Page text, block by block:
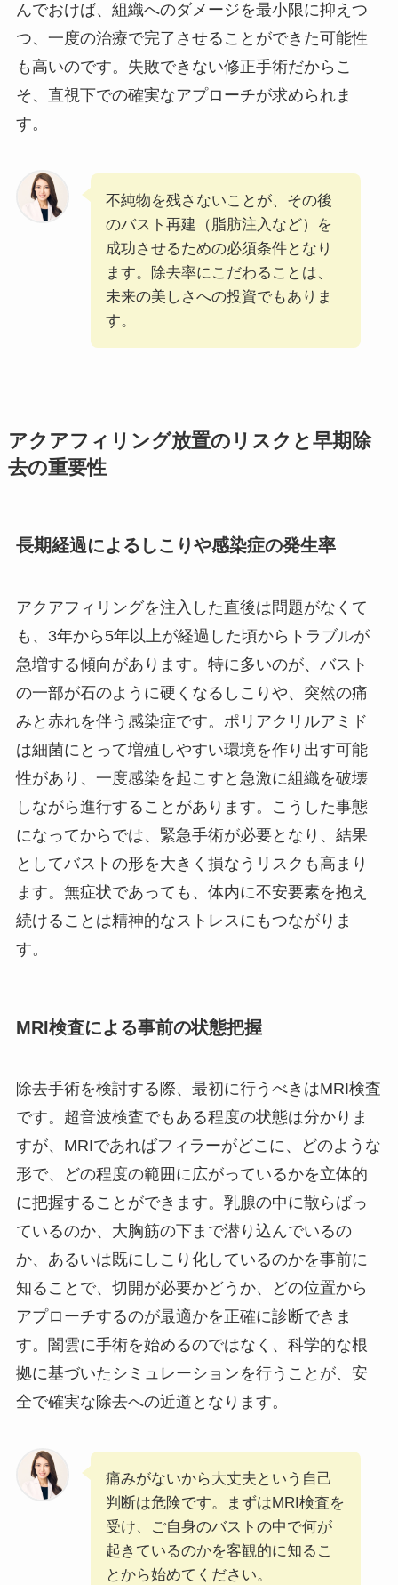
んでおけば、組織へのダメージを最小限に抑えつ
つ、一度の治療で完了させることができた可能性
も高いのです。失敗できない修正手術だからこ
そ、直視下での確実なアプローチが求められま
す。
不純物を残さないことが、その後
のバスト再建（脂肪注入など）を
成功させるための必須条件となり
ます。除去率にこだわることは、
未来の美しさへの投資でもありま
す。
アクアフィリング放置のリスクと早期除
去の重要性
長期経過によるしこりや感染症の発生率
アクアフィリングを注入した直後は問題がなくて
も、3年から5年以上が経過した頃からトラブルが
急増する傾向があります。特に多いのが、バスト
の一部が石のように硬くなるしこりや、突然の痛
みと赤れを伴う感染症です。ポリアクリルアミド
は細菌にとって増殖しやすい環境を作り出す可能
性があり、一度感染を起こすと急激に組織を破壊
しながら進行することがあります。こうした事態
になってからでは、緊急手術が必要となり、結果
としてバストの形を大きく損なうリスクも高まり
ます。無症状であっても、体内に不安要素を抱え
続けることは精神的なストレスにもつながりま
す。
MRI検査による事前の状態把握
除去手術を検討する際、最初に行うべきはMRI検査
です。超音波検査でもある程度の状態は分かりま
すが、MRIであればフィラーがどこに、どのような
形で、どの程度の範囲に広がっているかを立体的
に把握することができます。乳腺の中に散らばっ
ているのか、大胸筋の下まで潜り込んでいるの
か、あるいは既にしこり化しているのかを事前に
知ることで、切開が必要かどうか、どの位置から
アプローチするのが最適かを正確に診断できま
す。闇雲に手術を始めるのではなく、科学的な根
拠に基づいたシミュレーションを行うことが、安
全で確実な除去への近道となります。
痛みがないから大丈夫という自己
判断は危険です。まずはMRI検査を
受け、ご自身のバストの中で何が
起きているのかを客観的に知るこ
とから始めてください。